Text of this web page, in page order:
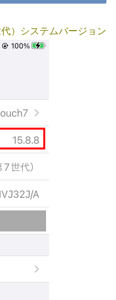
）システムバージョン